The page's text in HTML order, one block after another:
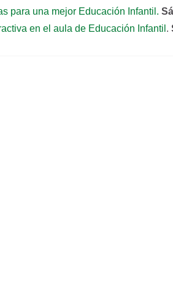
para una mejor Educación Infantil.
en el aula de Educación Infantil .